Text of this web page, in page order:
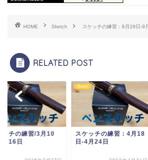
HOME Sketch スケッチの練習：8月29日-9
RELATED POST
ッチの練習：4月18
月24日
Sketch
スケッチの練習：1月16
日-1月22日